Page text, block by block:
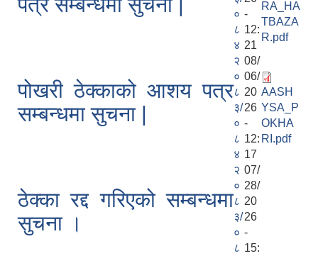
०
८
४
-
12:
21
RA_HA
TBAZA
R.pdf
पोखरी ठेक्काको आशय पत्र
सम्बन्धमा सुचना |
२
०
८
३/
०
८
४
08/
06/
20
26
-
12:
17
AASH
YSA_P
OKHA
RI.pdf
ठेक्का रद्द गरिएको सम्बन्धमा
सुचना ।
२
०
८
३/
०
८
07/
28/
20
26
-
15: